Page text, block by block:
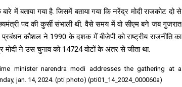
में बताया गया है. जिसमें बताया गया कि नरेंद्र मोदी राजकोट दो से
पद की कुर्सी संभाली थी. वैसे समय में वो सीएम बने जब गुजरात
प्रबंधन कौशल ने 1990 के दशक में बीजेपी को राष्ट्रीय राजनीति का
मोदी ने उस चुनाव को 14724 वोटों के अंतर से जीता था.
minister narendra modi addresses the gathering at a
jan. 14, 2024. (pti photo) (pti01_14_2024_000060a)